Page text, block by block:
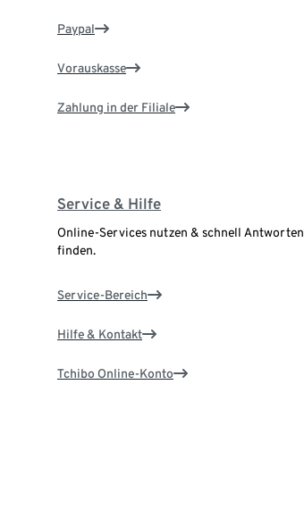
Paypal
Vorauskasse
Zahlung in der Filiale
Service & Hilfe
Online-Services nutzen & schnell Antworten
finden.
Service-Bereich
Hilfe & Kontakt
Tchibo Online-Konto